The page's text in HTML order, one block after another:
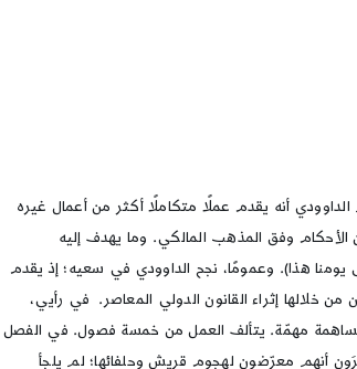
أنه يقدم عملًا متكاملًا أكثر من أعمال غيره
الأحكام وفق المذهب المالكي. وما يهدف إليه
عمل يشمل مدارس الفقه السنية الأربعة. كما يرغب في التعرض للأعلام السابقين (يعني بهذا الوصف أحكام قبل عام 1875م). والمعاصرين (منذ عام 1875 حتى يومنا هذا). وعمومًا، نجح الداوودي في سعيه؛ إذ يقدم
إثراء القانون الدولي المعاصر. في رأيي،
مساهمة مهمّة. يتألف العمل من خمسة فصول. في الفصل
أنهم معرّضون لهجوم قريش وحلفائها؛ لم يلجأ